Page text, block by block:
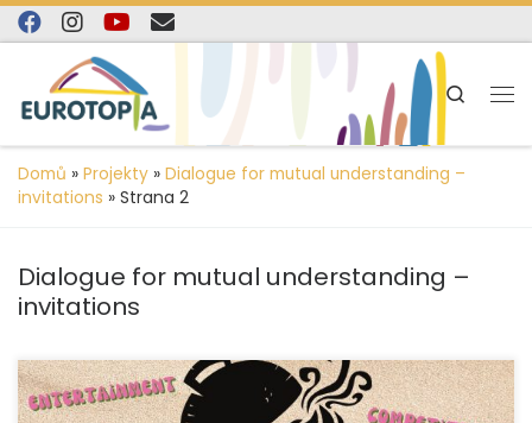
content
Skip to content
Search
Domů » Projekty » Dialogue for mutual understanding –
invitations » Strana 2
Dialogue for mutual understanding –
invitations